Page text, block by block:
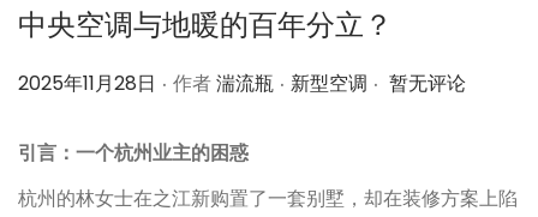
中央空调与地暖的百年分立？
作
2025年11月28日 . 作者湍流瓶 . 作
新型空调 . 暂无评论
引言：一个杭州业主的困惑
杭州的林女士在之江新购置了一套别墅，却在装修方案上陷